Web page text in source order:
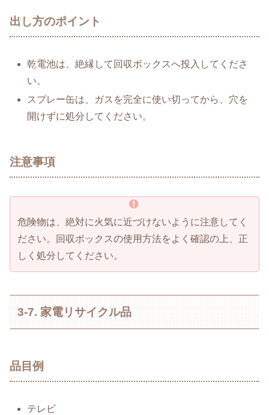
出し方のポイント
乾電池は、絶縁して回収ボックスへ投入してくださ
い。
スプレー缶は、ガスを完全に使い切ってから、穴を
開けずに処分してください。
注意事項
危険物は、絶対に火気に近づけないように注意してく
ださい。回収ボックスの使用方法をよく確認の上、正
しく処分してください。
3-7. 家電リサイクル品
品目例
テレビ